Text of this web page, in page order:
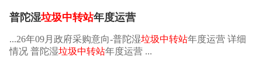
普陀湿垃圾中转站年度运营
...26年09月政府采购意向-普陀湿垃圾中转站年度运营 详细
情况 普陀湿垃圾中转站年度运营 ...